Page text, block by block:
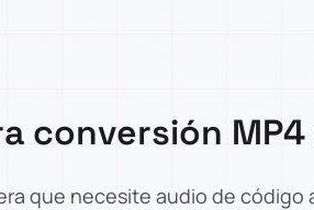
conversión MP4
que necesite audio de